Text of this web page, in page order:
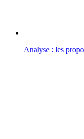
Analyse : les